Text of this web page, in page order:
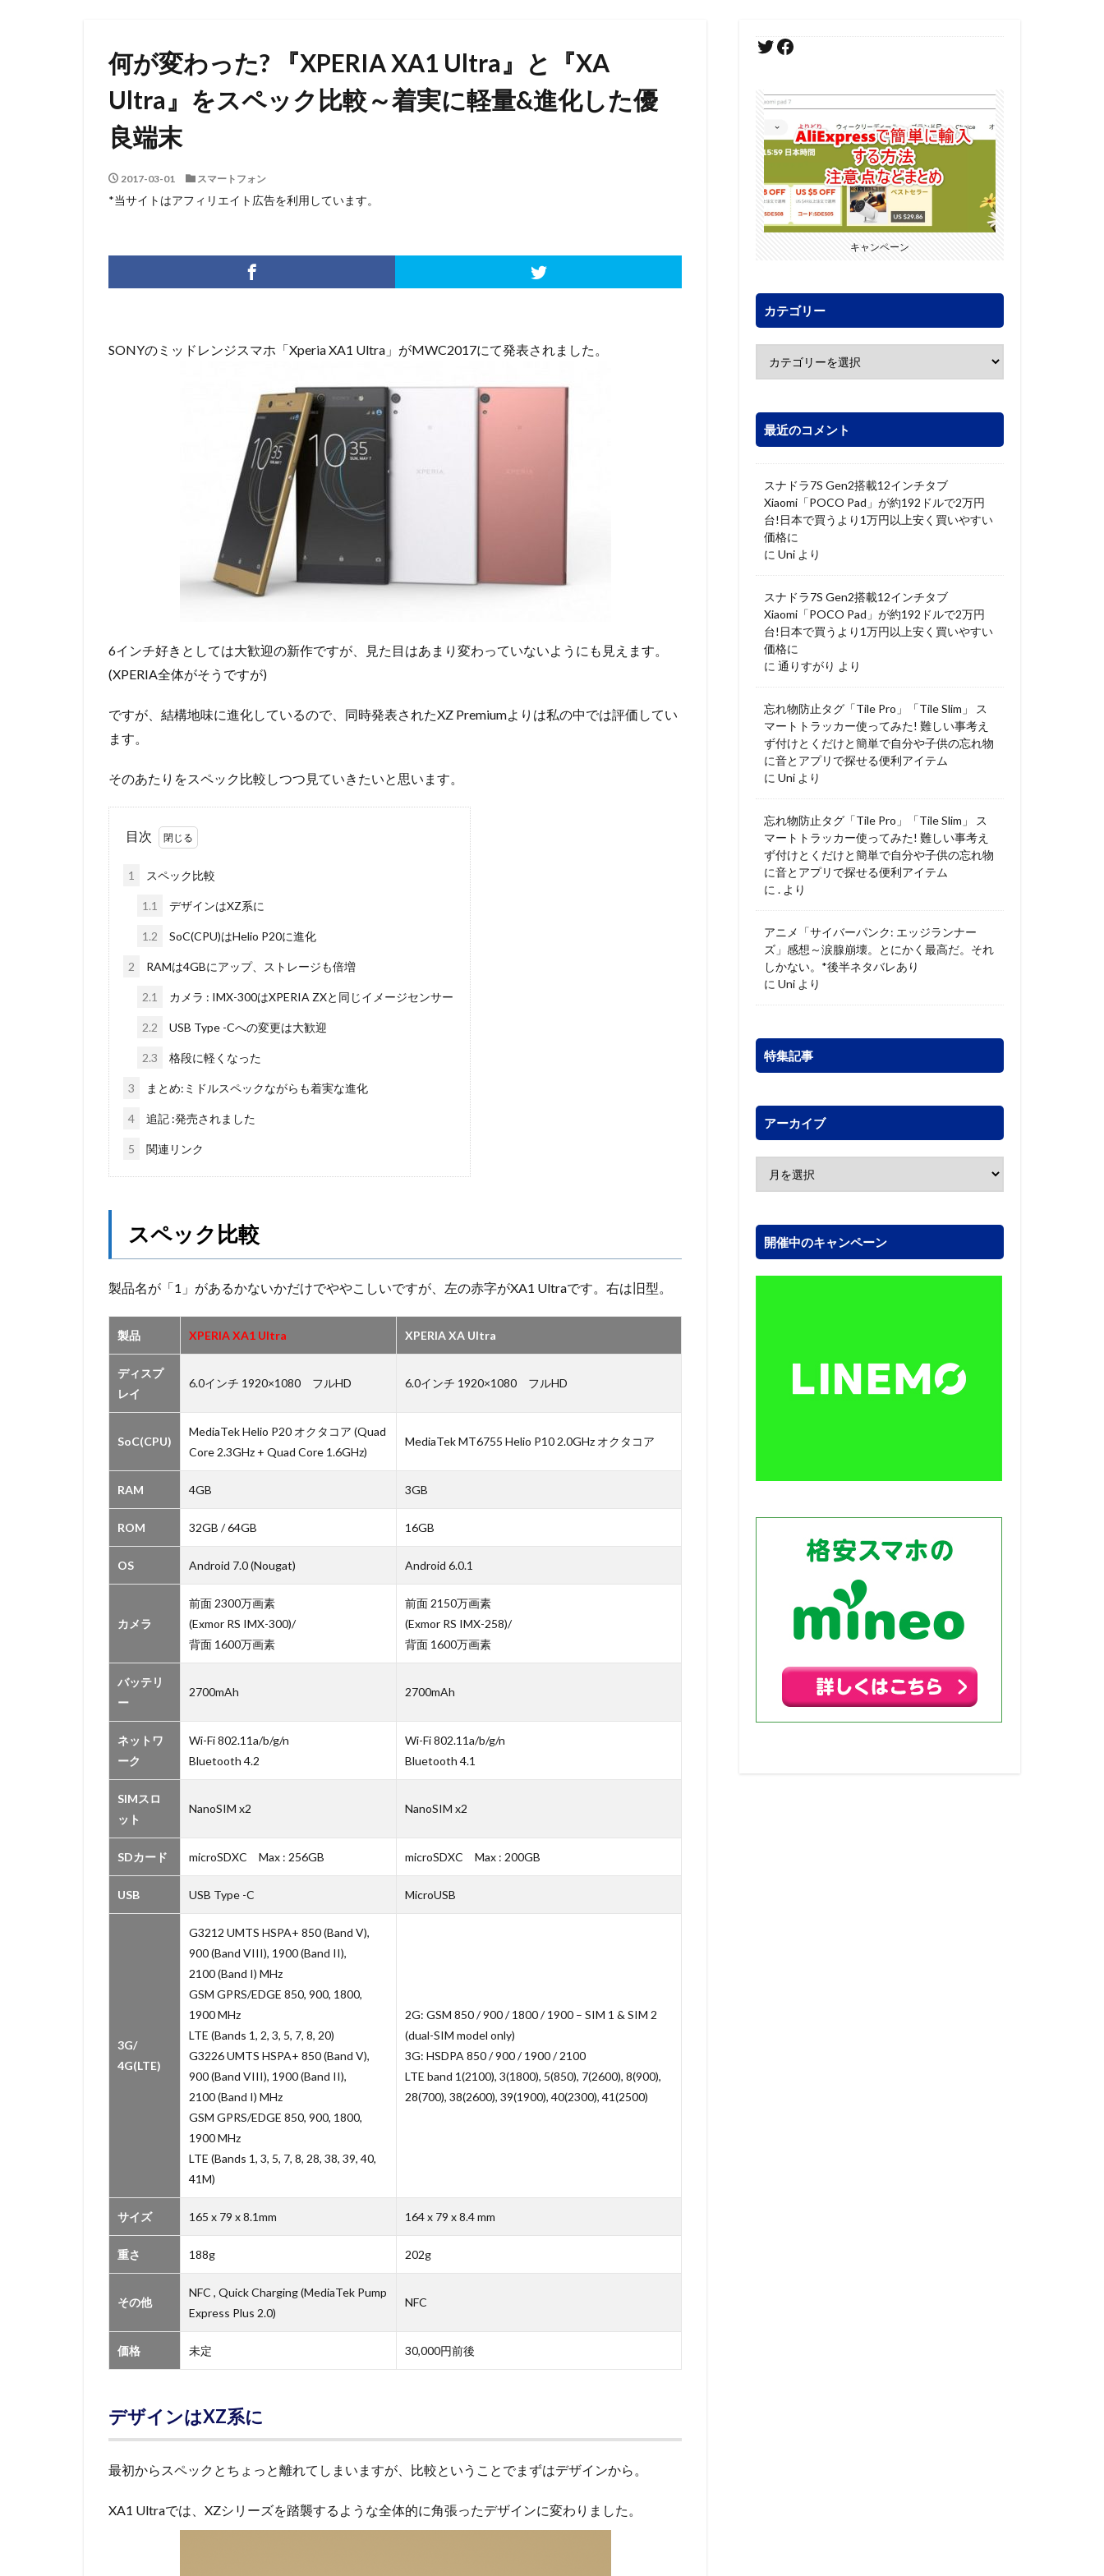
何が変わった? 『XPERIA XA1 Ultra』と『XA
Ultra』をスペック比較～着実に軽量&進化した優
良端末
2017-03-01 スマートフォン
*当サイトはアフィリエイト広告を利用しています。
SONYのミッドレンジスマホ「Xperia XA1 Ultra」がMWC2017にて発表されました。
6インチ好きとしては大歓迎の新作ですが、見た目はあまり変わっていないようにも見えます。
(XPERIA全体がそうですが)
ですが、結構地味に進化しているので、同時発表されたXZ Premiumよりは私の中では評価してい
ます。
そのあたりをスペック比較しつつ見ていきたいと思います。
目次
1 スペック比較
1.1 デザインはXZ系に
1.2 SoC(CPU)はHelio P20に進化
2 RAMは4GBにアップ、ストレージも倍増
2.1 カメラ : IMX-300はXPERIA ZXと同じイメージセンサー
2.2 USB Type -Cへの変更は大歓迎
2.3 格段に軽くなった
3 まとめ:ミドルスペックながらも着実な進化
4 追記 :発売されました
5 関連リンク
スペック比較
製品名が「1」があるかないかだけでややこしいですが、左の赤字がXA1 Ultraです。右は旧型。
製品 XPERIA XA1 Ultra XPERIA XA Ultra
ディスプ
レイ
6.0インチ 1920×1080 フルHD 6.0インチ 1920×1080 フルHD
SoC(CPU)
MediaTek Helio P20 オクタコア (Quad
Core 2.3GHz + Quad Core 1.6GHz)
MediaTek MT6755 Helio P10 2.0GHz オクタコア
RAM 4GB 3GB
ROM 32GB / 64GB 16GB
OS Android 7.0 (Nougat) Android 6.0.1
カメラ
前面 2300万画素
(Exmor RS IMX-300)/
背面 1600万画素
前面 2150万画素
(Exmor RS IMX-258)/
背面 1600万画素
バッテリ
ー
2700mAh 2700mAh
ネットワ
ーク
Wi-Fi 802.11a/b/g/n
Bluetooth 4.2
Wi-Fi 802.11a/b/g/n
Bluetooth 4.1
SIMスロ
ット
NanoSIM x2 NanoSIM x2
SDカード microSDXC Max : 256GB microSDXC Max : 200GB
USB USB Type -C MicroUSB
3G/
4G(LTE)
G3212 UMTS HSPA+ 850 (Band V),
900 (Band VIII), 1900 (Band II),
2100 (Band I) MHz
GSM GPRS/EDGE 850, 900, 1800,
1900 MHz
LTE (Bands 1, 2, 3, 5, 7, 8, 20)
G3226 UMTS HSPA+ 850 (Band V),
900 (Band VIII), 1900 (Band II),
2100 (Band I) MHz
GSM GPRS/EDGE 850, 900, 1800,
1900 MHz
LTE (Bands 1, 3, 5, 7, 8, 28, 38, 39, 40,
41M)
2G: GSM 850 / 900 / 1800 / 1900 – SIM 1 & SIM 2
(dual-SIM model only)
3G: HSDPA 850 / 900 / 1900 / 2100
LTE band 1(2100), 3(1800), 5(850), 7(2600), 8(900),
28(700), 38(2600), 39(1900), 40(2300), 41(2500)
サイズ 165 x 79 x 8.1mm 164 x 79 x 8.4 mm
重さ 188g 202g
その他
NFC , Quick Charging (MediaTek Pump
Express Plus 2.0)
NFC
価格 未定 30,000円前後
デザインはXZ系に
最初からスペックとちょっと離れてしまいますが、比較ということでまずはデザインから。
XA1 Ultraでは、XZシリーズを踏襲するような全体的に角張ったデザインに変わりました。
キャンペーン
カテゴリー
最近のコメント
スナドラ7S Gen2搭載12インチタブ
Xiaomi「POCO Pad」が約192ドルで2万円
台!日本で買うより1万円以上安く買いやすい
価格に
に Uni より
スナドラ7S Gen2搭載12インチタブ
Xiaomi「POCO Pad」が約192ドルで2万円
台!日本で買うより1万円以上安く買いやすい
価格に
に 通りすがり より
忘れ物防止タグ「Tile Pro」「Tile Slim」 ス
マートトラッカー使ってみた! 難しい事考え
ず付けとくだけと簡単で自分や子供の忘れ物
に音とアプリで探せる便利アイテム
に Uni より
忘れ物防止タグ「Tile Pro」「Tile Slim」 ス
マートトラッカー使ってみた! 難しい事考え
ず付けとくだけと簡単で自分や子供の忘れ物
に音とアプリで探せる便利アイテム
に . より
アニメ「サイバーパンク: エッジランナー
ズ」感想～涙腺崩壊。とにかく最高だ。それ
しかない。*後半ネタバレあり
に Uni より
特集記事
アーカイブ
開催中のキャンペーン